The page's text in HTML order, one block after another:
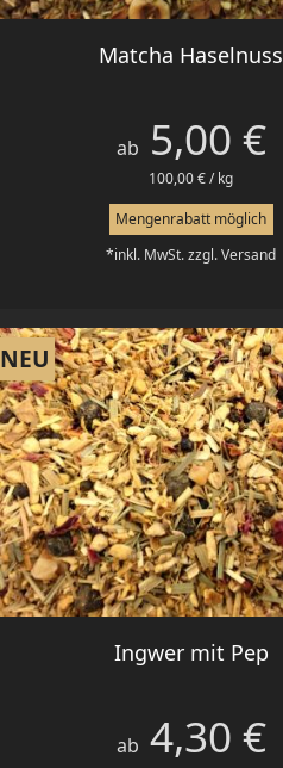
Vorschau
Matcha Haselnuss
Preis
ab 5,00 €
100,00 € / kg
Mengenrabatt möglich
*inkl. MwSt. zzgl. Versand
Vorschau
Ingwer mit Pep
Preis
ab 4,30 €
NEU